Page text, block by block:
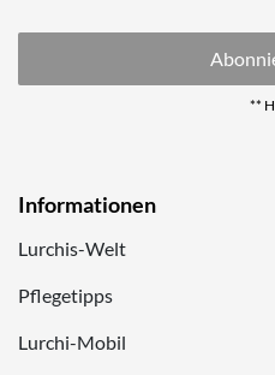
**
Informationen
Lurchis-Welt
Pflegetipps
Lurchi-Mobil